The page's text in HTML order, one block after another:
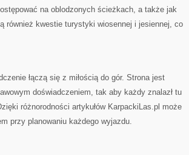
na oblodzonych ścieżkach, a także jak
również kwestie turystyki wiosennej i jesiennej, co
łączą się z miłością do gór. Strona jest
doświadczeniem, tak aby każdy znalazł tu
różnorodności artykułów KarpackiLas.pl może
przy planowaniu każdego wyjazdu.